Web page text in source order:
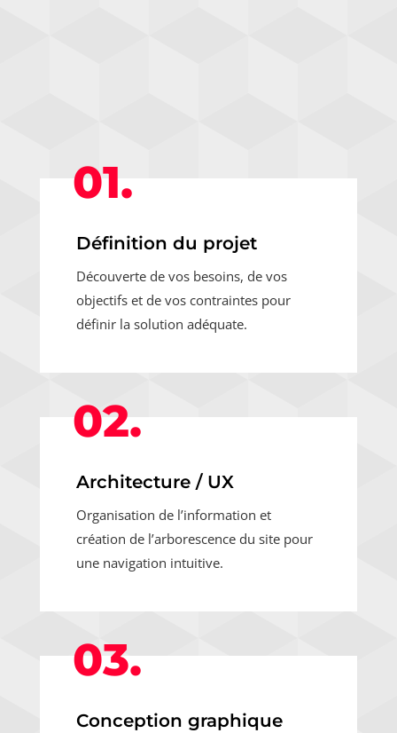
01.
Définition du projet
Découverte de vos besoins, de vos
objectifs et de vos contraintes pour
définir la solution adéquate.
02.
Architecture / UX
Organisation de l’information et
création de l’arborescence du site pour
une navigation intuitive.
03.
Conception graphique